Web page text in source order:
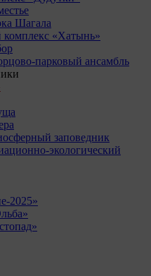
Шагала
«Хатынь»
парковый ансамбль
заповедник
экологический
2025»